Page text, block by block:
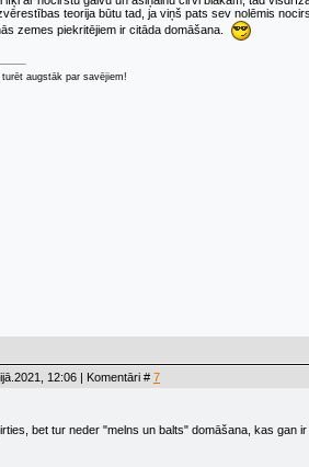
teorija būtu tad, ja viņš pats sev nolēmis
zemes piekritējiem ir citāda domāšana.
augstāk par savējiem!
12:06 | Komentāri # 7
bet tur neder "melns un balts" domāšana, kas gan